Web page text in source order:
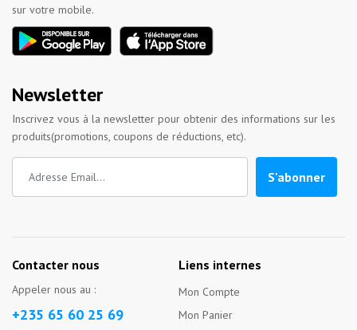
sur votre mobile.
Newsletter
Inscrivez vous à la newsletter pour obtenir des informations sur les
produits(promotions, coupons de réductions, etc).
S'abonner
Contacter nous
Appeler nous au :
+235 65 60 25 69
Liens internes
Mon Compte
Mon Panier